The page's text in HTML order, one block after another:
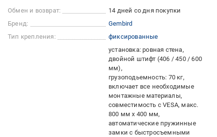
Обмен и возврат:
14 дней со дня покупки
Бренд:
Gembird
Тип крепления:
фиксированные
установка: ровная стена,
двойной штифт (406 / 450 / 600
мм)
грузоподьемность: 70 кг
включает все необходимые
монтажные материалы
совместимость с VESA, макс.
800 мм х 400 мм
автоматические пружинные
замки с быстросъемными